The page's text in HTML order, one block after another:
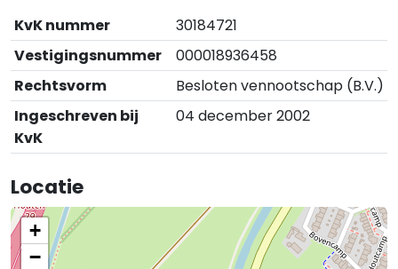
KvK nummer
30184721
Vestigingsnummer
000018936458
Rechtsvorm
Besloten vennootschap (B.V.)
Ingeschreven bij
KvK
04 december 2002
Locatie
+
−